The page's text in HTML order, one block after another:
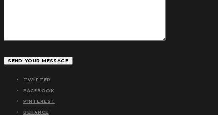
TWITTER
FACEBOOK
PINTEREST
BEHANCE